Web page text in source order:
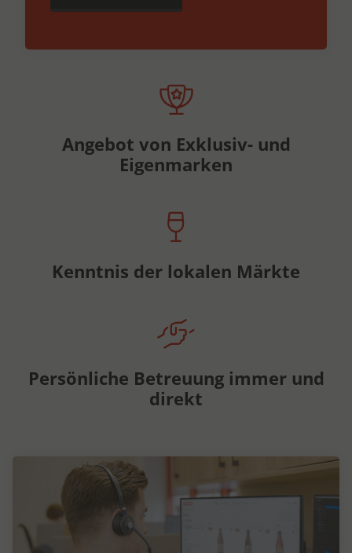
Angebot von Exklusiv- und
Eigenmarken
Kenntnis der lokalen Märkte
Persönliche Betreuung immer und
direkt